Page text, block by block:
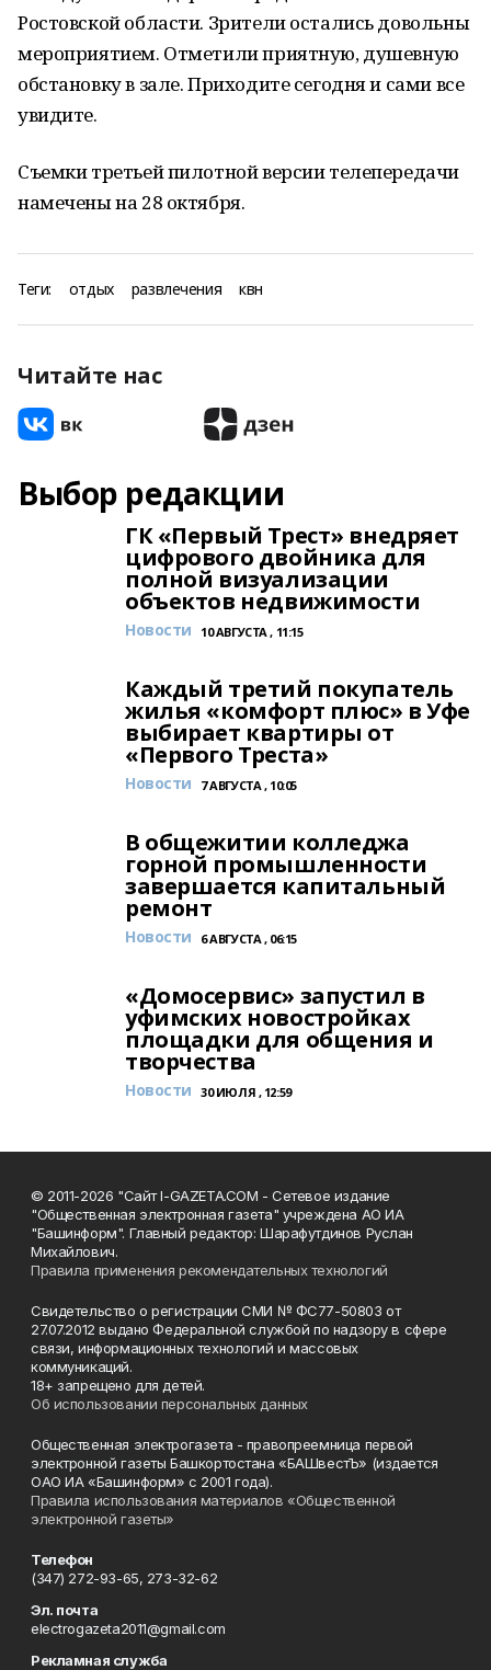
Ростовской области. Зрители остались довольны
мероприятием. Отметили приятную, душевную
обстановку в зале. Приходите сегодня и сами все
увидите.
Съемки третьей пилотной версии телепередачи
намечены на 28 октября.
Теги: отдых развлечения квн
Читайте нас
Выбор редакции
ГК «Первый Трест» внедряет
цифрового двойника для
полной визуализации
объектов недвижимости
Новости 10 АВГУСТА , 11:15
Каждый третий покупатель
жилья «комфорт плюс» в Уфе
выбирает квартиры от
«Первого Треста»
Новости 7 АВГУСТА , 10:05
В общежитии колледжа
горной промышленности
завершается капитальный
ремонт
Новости 6 АВГУСТА , 06:15
«Домосервис» запустил в
уфимских новостройках
площадки для общения и
творчества
Новости 30 ИЮЛЯ , 12:59
© 2011-2026 "Сайт I-GAZETA.COM - Сетевое издание
"Общественная электронная газета" учреждена АО ИА
"Башинформ". Главный редактор: Шарафутдинов Руслан
Михайлович.
Правила применения рекомендательных технологий
Свидетельство о регистрации СМИ № ФС77-50803 от
27.07.2012 выдано Федеральной службой по надзору в сфере
связи, информационных технологий и массовых
коммуникаций.
18+ запрещено для детей.
Об использовании персональных данных
Общественная электрогазета - правопреемница первой
электронной газеты Башкортостана «БАШвестЪ» (издается
ОАО ИА «Башинформ» с 2001 года).
Правила использования материалов «Общественной
электронной газеты»
Телефон
(347) 272-93-65, 273-32-62
Эл. почта
electrogazeta2011@gmail.com
Рекламная служба